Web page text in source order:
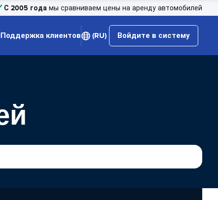
С 2005 года мы сравниваем цены на аренду автомобилей
Поддержка клиентов (RU) Войдите в систему